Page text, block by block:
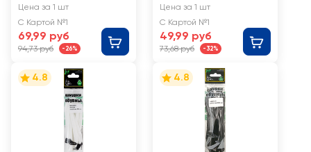
Цена за 1 шт
С Картой №1
69,99 руб
94,73 руб -26%
ДОМ с запахом
сыра, гранулы,
Арт. 03-351
Цена за 1 шт
С Картой №1
49,99 руб
73,68 руб -32%
4.8 4.8